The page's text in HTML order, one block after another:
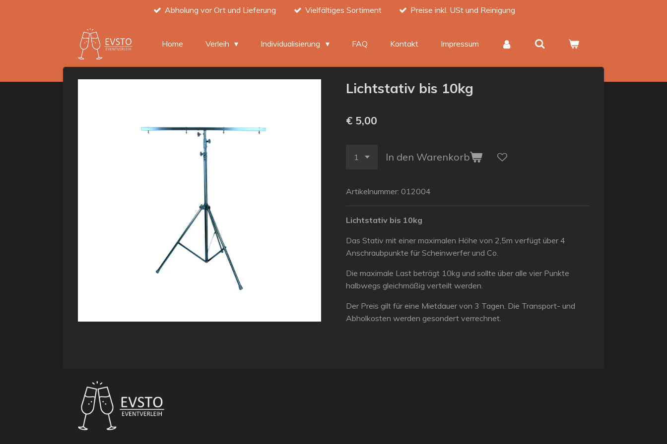
Abholung vor Ort und Lieferung Vielfältiges Sortiment Preise inkl. USt und Reinigung
Home Verleih Individualisierung FAQ Kontakt Impressum
Lichtstativ bis 10kg
€ 5,00
In den Warenkorb
Artikelnummer: 012004
Lichtstativ bis 10kg
Das Stativ mit einer maximalen Höhe von 2,5m verfügt über 4
Anschraubpunkte für Scheinwerfer und Co.
Die maximale Last beträgt 10kg und sollte über alle vier Punkte
halbwegs gleichmäßig verteilt werden.
Der Preis gilt für eine Mietdauer von 3 Tagen. Die Transport- und
Abholkosten werden gesondert verrechnet.